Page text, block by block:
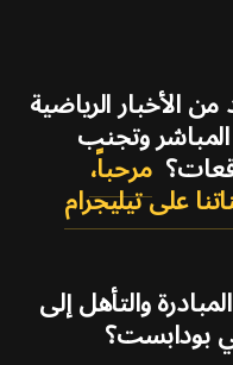
الأخبار الرياضية
وتجنب
مرحباً،
على تيليجرام
والتأهل إلى
بودابست؟